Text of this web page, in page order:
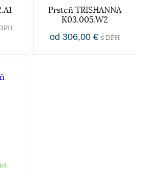
Prsteň TRISHANNA
K03.005.W2
od 306,00 € s DPH